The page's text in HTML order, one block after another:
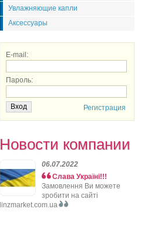
Увлажняющие капли
Аксессуары
E-mail:
Пароль:
Регистрация
Новости компании
06.07.2022
Слава Україні!!!
Замовлення Ви можете
зробити на сайті
linzmarket.com.ua